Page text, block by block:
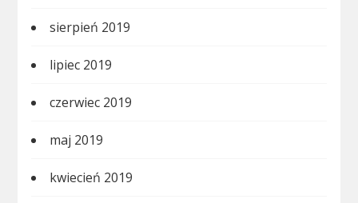
sierpień 2019
lipiec 2019
czerwiec 2019
maj 2019
kwiecień 2019